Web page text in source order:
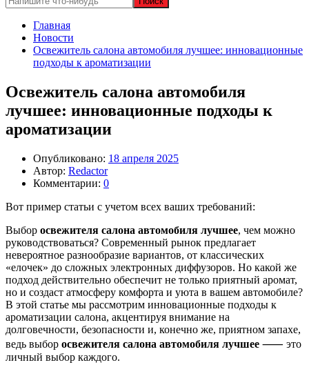
Главная
Новости
Освежитель салона автомобиля лучшее: инновационные
подходы к ароматизации
Освежитель салона автомобиля
лучшее: инновационные подходы к
ароматизации
Опубликовано: 18 апреля 2025
Автор: Redactor
Комментарии: 0
Вот пример статьи с учетом всех ваших требований:
Выбор освежителя салона автомобиля лучшее, чем можно
руководствоваться? Современный рынок предлагает
невероятное разнообразие вариантов, от классических
«елочек» до сложных электронных диффузоров. Но какой же
подход действительно обеспечит не только приятный аромат,
но и создаст атмосферу комфорта и уюта в вашем автомобиле?
В этой статье мы рассмотрим инновационные подходы к
ароматизации салона, акцентируя внимание на
долговечности, безопасности и, конечно же, приятном запахе,
ведь выбор освежителя салона автомобиля лучшее ⸺ это
личный выбор каждого.